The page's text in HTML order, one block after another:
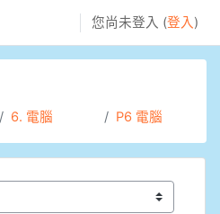
您尚未登入 (登入 )
6. 電腦 P6 電腦